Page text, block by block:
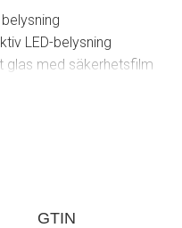
LED-belysning
glas med säkerhetsfilm
2 700–6 400 K
GTIN